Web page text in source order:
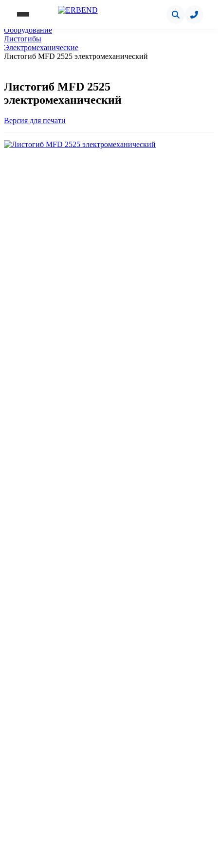
Оборудование
Листогибы
Электромеханические
Листогиб MFD 2525 электромеханический
Листогиб MFD 2525
электромеханический
Версия для печати